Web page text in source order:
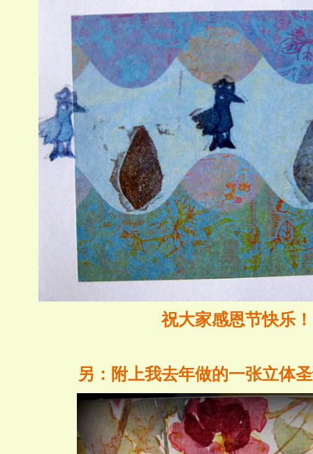
祝大家感恩节快乐！
另：附上我去年做的一张立体